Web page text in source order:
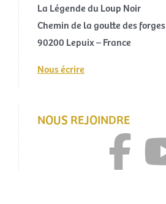
La Légende du Loup Noir
Chemin de la goutte des forges
90200 Lepuix – France
Nous écrire
NOUS REJOINDRE